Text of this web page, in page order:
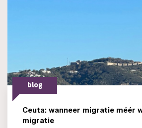
blog
Ceuta: wanneer migratie méér
migratie